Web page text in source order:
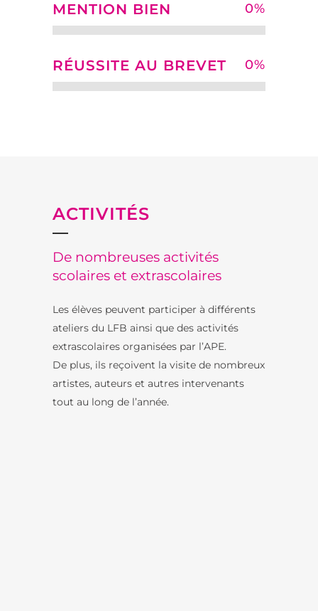
MENTION BIEN 0%
RÉUSSITE AU BREVET 0%
ACTIVITÉS
De nombreuses activités
scolaires et extrascolaires
Les élèves peuvent participer à différents
ateliers du LFB ainsi que des activités
extrascolaires organisées par l’APE.
De plus, ils reçoivent la visite de nombreux
artistes, auteurs et autres intervenants
tout au long de l’année.